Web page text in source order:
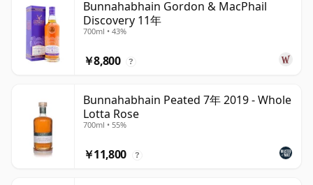
Bunnahabhain Gordon & MacPhail
Discovery 11年
700ml • 43%
￥8,800 ?
Bunnahabhain Peated 7年 2019 - Whole
Lotta Rose
700ml • 55%
￥11,800 ?